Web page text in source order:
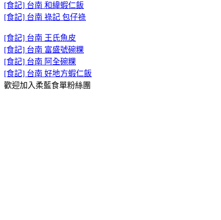
[食記] 台南 和緯蝦仁飯
[食記] 台南 祿記 包仔祿
[食記] 台南 王氏魚皮
[食記] 台南 富盛號碗粿
[食記] 台南 阿全碗粿
[食記] 台南 好地方蝦仁飯
歡迎加入柔藍食單粉絲團